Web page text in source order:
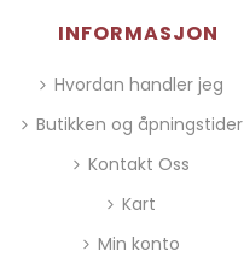
INFORMASJON
Hvordan handler jeg
Butikken og åpningstider
Kontakt Oss
Kart
Min konto